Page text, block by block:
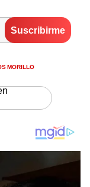
MORILLO